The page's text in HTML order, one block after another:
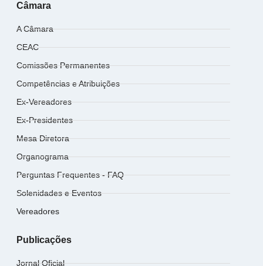
Câmara
A Câmara
CEAC
Comissões Permanentes
Competências e Atribuições
Ex-Vereadores
Ex-Presidentes
Mesa Diretora
Organograma
Perguntas Frequentes - FAQ
Solenidades e Eventos
Vereadores
Publicações
Jornal Oficial